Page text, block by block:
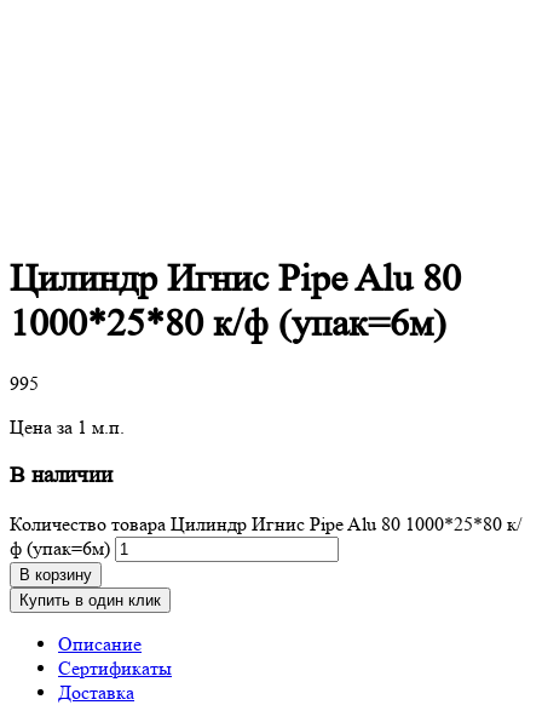
Цилиндр Игнис Pipe Alu 80
1000*25*80 к/ф (упак=6м)
995
Цена за 1 м.п.
В наличии
Количество товара Цилиндр Игнис Pipe Alu 80 1000*25*80 к/
ф (упак=6м)
В корзину
Купить в один клик
Описание
Сертификаты
Доставка